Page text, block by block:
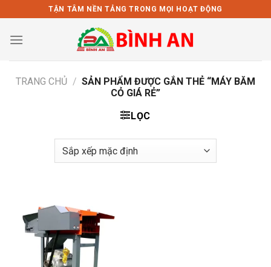
qua
nội
TẬN TÂM NỀN TẢNG TRONG MỌI HOẠT ĐỘNG
TRANG CHỦ / SẢN PHẨM ĐƯỢC GẮN THẺ “MÁY BĂM
CỎ GIÁ RẺ”
LỌC